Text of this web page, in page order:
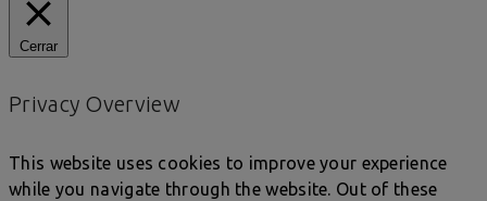
Cerrar
Privacy Overview
This website uses cookies to improve your experience
while you navigate through the website. Out of these